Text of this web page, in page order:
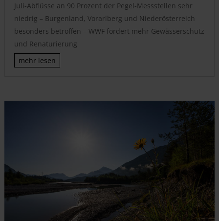
Juli-Abflüsse an 90 Prozent der Pegel-Messstellen sehr
niedrig – Burgenland, Vorarlberg und Niederösterreich
besonders betroffen – WWF fordert mehr Gewässerschutz
und Renaturierung
mehr lesen